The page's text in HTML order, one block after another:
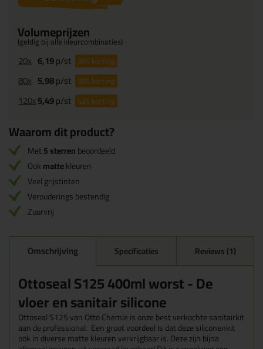
Volumeprijzen
(geldig bij alle kleurcombinaties)
20x 6,19p/st 36%korting
80x 5,98p/st 38%korting
120x5,49p/st 43%korting
Waarom dit product?
Met5 sterrenbeoordeeld
Ookmattekleuren
Veel grijstinten
Verouderings bestendig
Zuurvrij
Omschrijving Specificaties Reviews (1)
Ottoseal S125 400ml worst - De
vloer en sanitair silicone
Ottoseal S125 van Otto Chemie is onze best verkochte sanitairkit
aan de professional. Een groot voordeel is dat deze siliconenkit
ook in diverse matte kleuren verkrijgbaar is. Deze zijn bijna